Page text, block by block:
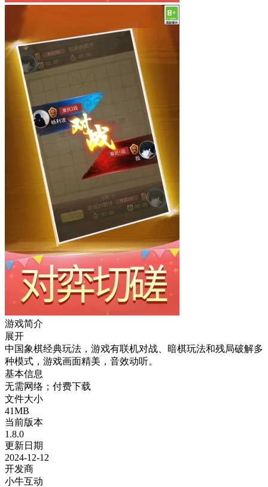
游戏简介
展开
中国象棋经典玩法，游戏有联机对战、暗棋玩法和残局破解多
种模式，游戏画面精美，音效动听。
基本信息
无需网络；付费下载
文件大小
41MB
当前版本
1.8.0
更新日期
2024-12-12
开发商
小牛互动